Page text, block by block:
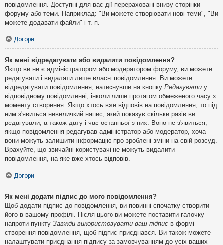
повідомлення. Доступні для вас дії перераховані внизу сторінки
форуму або теми. Наприклад: "Ви можете створювати нові теми", "Ви
можете додавати файли" і т. п.
Догори
Як мені відредагувати або видалити повідомлення?
Якщо ви не є адміністратором або модератором форуму, ви можете
редагувати і видаляти лише власні повідомлення. Ви можете
відредагувати повідомлення, натиснувши на кнопку Редагувати у
відповідному повідомленні, інколи лише протягом обмеженого часу з
моменту створення. Якщо хтось вже відповів на повідомлення, то під
ним з'явиться невеличкий напис, який показує скільки разів ви
редагували, а також дату і час останньої з них. Воно не з'явиться,
якщо повідомлення редагував адміністратор або модератор, хоча
вони можуть залишити інформацію про зроблені зміни на свій розсуд.
Врахуйте, що звичайні користувачі не можуть видалити
повідомлення, на яке вже хтось відповів.
Догори
Як мені додати підпис до мого повідомлення?
Щоб додати підпис до повідомлення, ви повинні спочатку створити
його в вашому профілі. Після цього ви можете поставити галочку
напроти пункту Завжди використовувати ваш підпис в формі
створення повідомлення, щоб підпис приєднався. Ви також можете
налаштувати приєднання підпису за замовчуванням до усіх ваших